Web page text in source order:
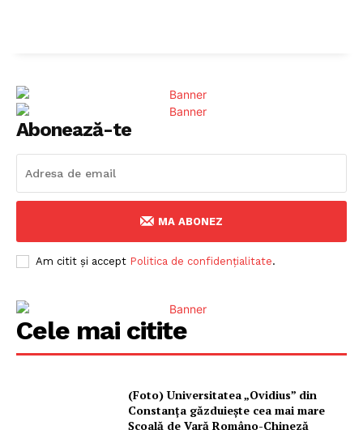
Abonează-te
MA ABONEZ
Am citit și accept Politica de confidențialitate.
Cele mai citite
(Foto) Universitatea „Ovidius” din
Constanța găzduiește cea mai mare
Școală de Vară Româno-Chineză